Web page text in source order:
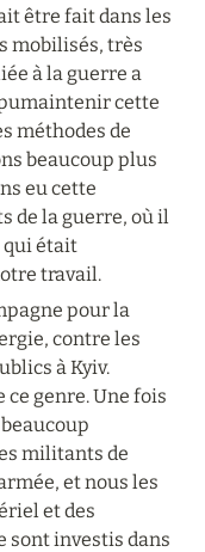
être fait dans les
mobilisés, très
à la guerre a
cette
méthodes de
beaucoup plus
eu cette
de la guerre, où il
qui était
travail.
pour la
contre les
à Kyiv.
ce genre. Une fois
militants de
et nous les
et des
sont investis dans